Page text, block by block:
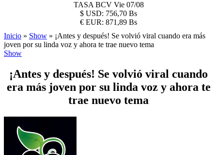
TASA BCV Vie 07/08
$ USD: 756,70 Bs
€ EUR: 871,89 Bs
Inicio » Show » ¡Antes y después! Se volvió viral cuando era más
joven por su linda voz y ahora te trae nuevo tema
Show
¡Antes y después! Se volvió viral cuando
era más joven por su linda voz y ahora te
trae nuevo tema